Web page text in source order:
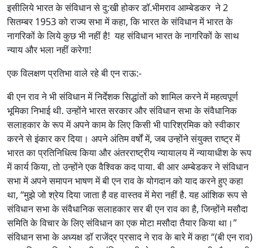
इसीलिये भारत के संविधान से दु:खी होकर डॉ.भीमराव आम्बेडकर ने 2
सितम्बर 1953 को राज्य सभा में कहा, कि भारत के संविधान में भारत के
नागरिकों के लिये कुछ भी नहीं है! यह संविधान भारत के नागरिकों के साथ
न्याय और भला नहीं करेगा!
एक विलक्षण प्रतिभा वाले रहे बी एन राऊ:-
बी एन राव ने भी संविधान में निर्देशक सिद्धांतों को शामिल करने में महत्वपूर्ण
भूमिका निभाई थी. उन्होंने भारत सरकार और संविधान सभा के संवैधानिक
सलाहकार के रूप में अपने काम के लिए किसी भी पारिश्रमिक को स्वीकार
करने से इंकार कर दिया। अपने अंतिम वर्षों में, जब उन्होंने संयुक्त राष्ट्र में
भारत का प्रतिनिधित्व किया और अंतरराष्ट्रीय न्यायालय में न्यायाधीश के रूप
में कार्य किया, तो उन्होंने एक वैश्विक कद पाया. बी आर अम्बेडकर ने संविधान
सभा में अपने समापन भाषण में बी एन राव के योगदान को याद करने हुए कहा
था, “मुझे जो श्रेय दिया जाता है वह वास्तव में मेरा नहीं है. यह आंशिक रूप से
संविधान सभा के संवैधानिक सलाहकार सर बी एन राव का है, जिन्होंने मसौदा
समिति के विचार के लिए संविधान का एक मोटा मसौदा तैयार किया था।”
संविधान सभा के अध्यक्ष डॉ राजेंद्र प्रसाद ने राव के बारे में कहा “(बी एन राव)